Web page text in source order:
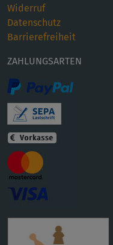
Widerruf
Datenschutz
Barrierefreiheit
ZAHLUNGSARTEN